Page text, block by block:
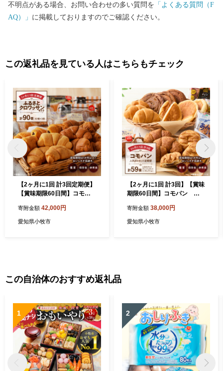
不明点がある場合、お問い合わせの多い質問を 「よくある質問（F
AQ）」 に掲載しておりますのでご確認ください。
この返礼品を見ている人はこちらもチェック
【2ヶ月に1回 計3回定期便】
【賞味期限60日間】コモパ
ット（計90個）／災害用備
蓄 保存食 非常食 防災グッズ
寄附金額 42,000円
愛知県小牧市
【2ヶ月に1回 計3回】【賞味
期限60日間】コモパン 人
個）／災害用備蓄 保存食 非
常食 防災グッズにも[014K1
寄附金額 38,000円
愛知県小牧市
この自治体のおすすめ返礼品
1 2